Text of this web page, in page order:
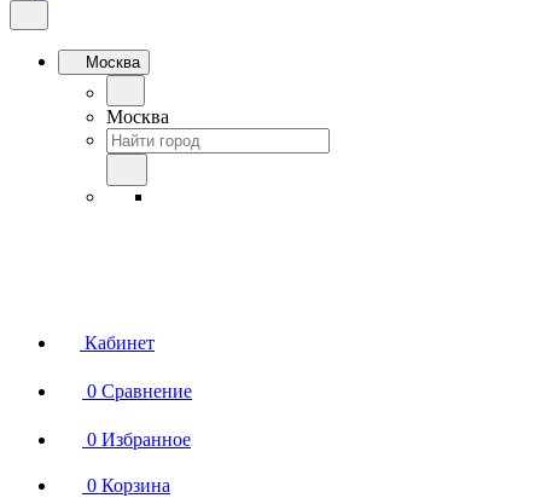
Москва
Москва
Кабинет
0 Сравнение
0 Избранное
0 Корзина